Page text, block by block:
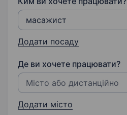
Додати посаду
Де ви хочете працювати?
Додати місто